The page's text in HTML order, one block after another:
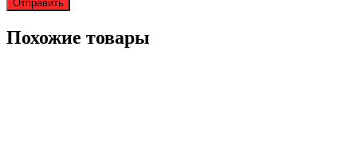
Похожие товары